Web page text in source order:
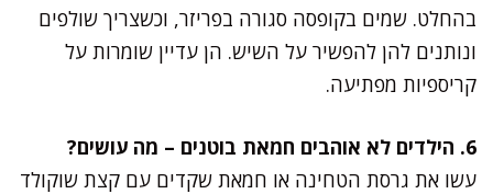
בהחלט. שמים בקופסה סגורה בפריזר, וכשצריך שולפים
ונותנים להן להפשיר על השיש. הן עדיין שומרות על
קריספיות מפתיעה.
6. הילדים לא אוהבים חמאת בוטנים – מה עושים?
עשו את גרסת הטחינה או חמאת שקדים עם קצת שוקולד